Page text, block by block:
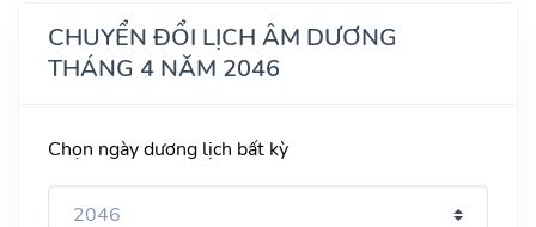
CHUYỂN ĐỔI LỊCH ÂM DƯƠNG
THÁNG 4 NĂM 2046
Chọn ngày dương lịch bất kỳ